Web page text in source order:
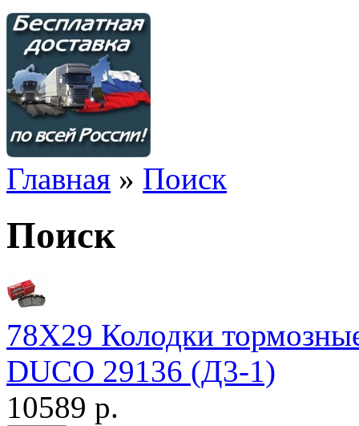
Главная » Поиск
Поиск
78X29 Колодки
DUCO 29136 (Д3-1)
10589 р.